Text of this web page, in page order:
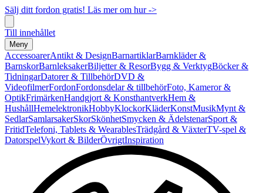
Sälj ditt fordon gratis! Läs mer om hur ->
Till innehållet
Meny
AccessoarerAntikt & DesignBarnartiklarBarnkläder &
BarnskorBarnleksakerBiljetter & ResorBygg & VerktygBöcker &
TidningarDatorer & TillbehörDVD &
VideofilmerFordonFordonsdelar & tillbehörFoto, Kameror &
OptikFrimärkenHandgjort & KonsthantverkHem &
HushållHemelektronikHobbyKlockorKläderKonstMusikMynt &
SedlarSamlarsakerSkorSkönhetSmycken & ÄdelstenarSport &
FritidTelefoni, Tablets & WearablesTrädgård & VäxterTV-spel &
DatorspelVykort & BilderÖvrigtInspiration